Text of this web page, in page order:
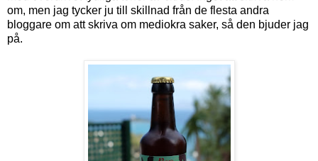
om, men jag tycker ju till skillnad från de flesta andra
bloggare om att skriva om mediokra saker, så den bjuder jag
på.